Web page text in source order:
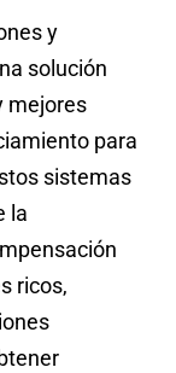
y
solución
mejores
para
sistemas
la
ricos,